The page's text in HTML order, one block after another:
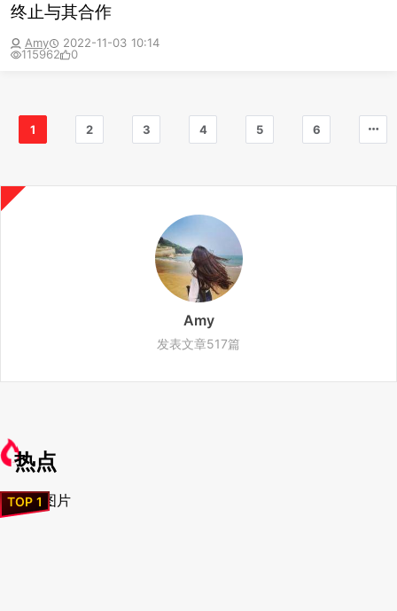
终止与其合作
Amy
2022-11-03 10:14
115962
0
1 2 3 4 5 6
Amy
发表文章517篇
热点